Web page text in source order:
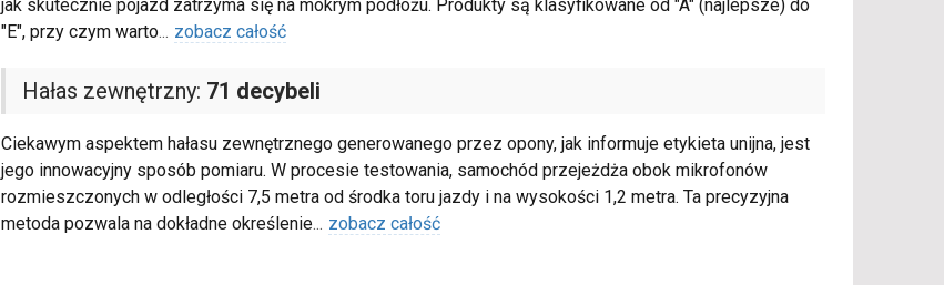
jak skutecznie pojazd zatrzyma się na mokrym podłożu. Produkty są klasyfikowane od "A" (najlepsze) do
"E", przy czym warto... zobacz całość
Hałas zewnętrzny: 71 decybeli
Ciekawym aspektem hałasu zewnętrznego generowanego przez opony, jak informuje etykieta unijna, jest
jego innowacyjny sposób pomiaru. W procesie testowania, samochód przejeżdża obok mikrofonów
rozmieszczonych w odległości 7,5 metra od środka toru jazdy i na wysokości 1,2 metra. Ta precyzyjna
metoda pozwala na dokładne określenie... zobacz całość